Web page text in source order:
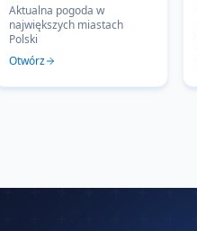
Aktualna pogoda w
największych miastach
Polski
Otwórz